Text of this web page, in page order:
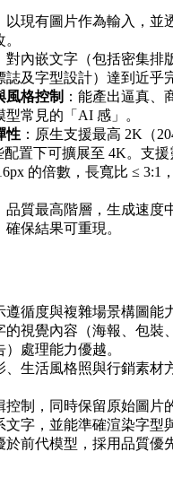
以現有圖片作為輸入，並
對內嵌文字（包括密集排
誌及字型設計）達到近乎
風格控制 ：能產出逼真、
型常見的「AI 感」。
性 ：原生支援最高 2K（
配置下可擴展至 4K。支援
的倍數，長寬比 ≤ 3:1
品質最高階層，生成速度
保結果可重現。
遵循度與複雜場景構圖能
的視覺內容（海報、包裝
處理能力優越。
、生活風格照與行銷素材
控制，同時保留原始圖片
文字，並能準確渲染字型
於前代模型，採用品質優